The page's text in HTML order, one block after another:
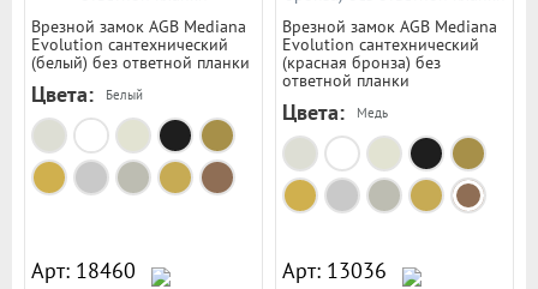
Врезной замок AGB Mediana
Evolution сантехнический
(белый) без ответной планки
Цвета: Белый
Арт: 18460
Врезной замок AGB Mediana
Evolution сантехнический
(красная бронза) без
ответной планки
Цвета: Медь
Арт: 13036